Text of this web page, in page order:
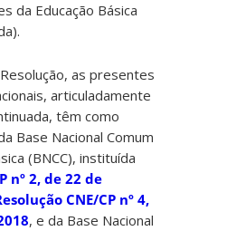
da Educação Básica
as presentes
articuladamente
têm como
Base Nacional Comum
(BNCC), instituída
nº 2, de 22 de
CNE/CP nº 4,
, e da Base Nacional